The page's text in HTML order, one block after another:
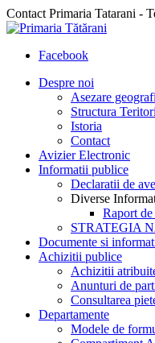
Contact Primaria Tatarani -
Facebook
Despre noi
Asezare
Structura
Istoria
Contact
Avizier Electronic
Informatii publice
Declaratii de
Diverse
Raport
STRATEGIA
Documente si
Achizitii publice
Achizitii
Anunturi de
Consultarea
Departamente
Modele de